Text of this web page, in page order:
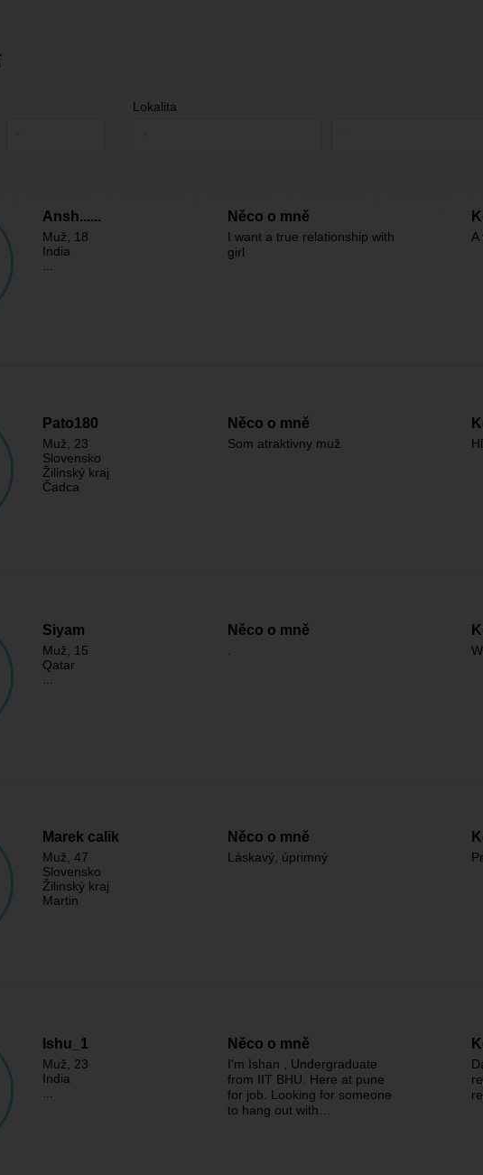
Lokalita
Ansh......
Muž , 18
India
Něco o mně
I want a true relationship with
girl
A
Pato180
Muž , 23
Slovensko
Žilinský kraj
Čadca
Něco o mně
Som atraktivny muž
Siyam
Muž , 15
Qatar
Něco o mně
Marek calik
Muž , 47
Slovensko
Žilinský kraj
Martin
Něco o mně
Láskavý, úprimný
Ishu_1
Muž , 23
India
Něco o mně
I'm Ishan , Undergraduate
from IIT BHU. Here at pune
for job. Looking for someone
to hang out with…